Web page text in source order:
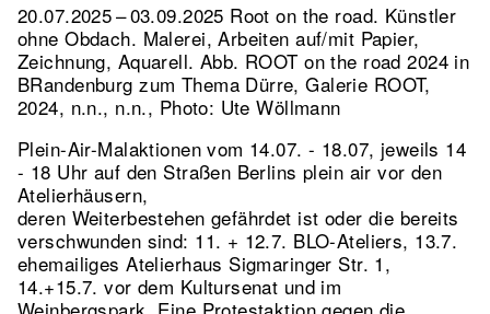
20.07.2025 – 03.09.2025 Root on the road. Künstler
ohne Obdach. Malerei, Arbeiten auf/mit Papier,
Zeichnung, Aquarell. Abb. ROOT on the road 2024 in
BRandenburg zum Thema Dürre, Galerie ROOT,
2024, n.n., n.n., Photo: Ute Wöllmann
Plein-Air-Malaktionen vom 14.07. - 18.07, jeweils 14
- 18 Uhr auf den Straßen Berlins plein air vor den
Atelierhäusern,
deren Weiterbestehen gefährdet ist oder die bereits
verschwunden sind: 11. + 12.7. BLO-Ateliers, 13.7.
ehemailiges Atelierhaus Sigmaringer Str. 1,
14.+15.7. vor dem Kultursenat und im